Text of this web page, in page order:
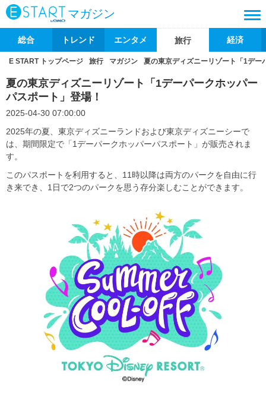
マガジン
総合 トレンド エンタメ 旅行 経済
E START トップページ 旅行 マガジン 夏の東京ディズニーリゾート「1デー
夏の東京ディズニーリゾート「1デーパークホッパー
パスポート」登場！
2025-04-30 07:00:00
2025年の夏、東京ディズニーランドおよび東京ディズニーシーで
は、期間限定で「1デーパークホッパーパスポート」が販売されま
す。
このパスポートを利用すると、11時以降は両方のパークを自由に行
き来でき、1日で2つのパークを思う存分楽しむことができます。